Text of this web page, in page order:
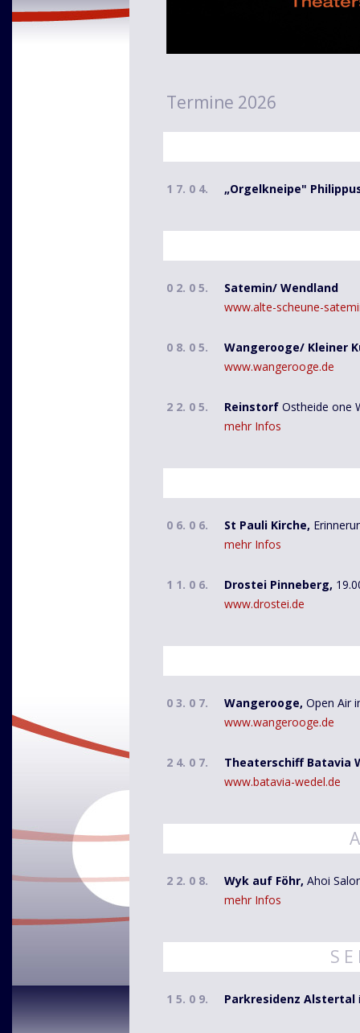
Termine 2026
1 7. 0 4. „Orgelkneipe"
0 2. 0 5.
Satemin/ Wendland
www.alte-scheune-
0 8. 0 5.
Wangerooge/ Kleiner
www.wangerooge.de
2 2. 0 5. Reinstorf Ostheide one
mehr Infos
0 6. 0 6. St Pauli Kirche,
mehr Infos
1 1. 0 6. Drostei Pinneberg,
www.drostei.de
0 3. 0 7. Wangerooge, Open Air
www.wangerooge.de
2 4. 0 7.
Theaterschiff Batavia
www.batavia-wedel.de
2 2. 0 8. Wyk auf Föhr, Ahoi
mehr Infos
S E
1 5. 0 9. Parkresidenz Alstertal